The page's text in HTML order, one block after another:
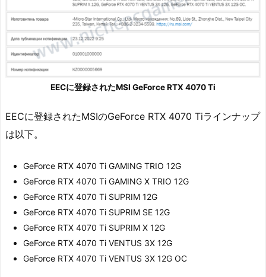
EECに登録されたMSI GeForce RTX 4070 Ti
EECに登録されたMSIのGeForce RTX 4070 Tiラインナップ
は以下。
GeForce RTX 4070 Ti GAMING TRIO 12G
GeForce RTX 4070 Ti GAMING X TRIO 12G
GeForce RTX 4070 Ti SUPRIM 12G
GeForce RTX 4070 Ti SUPRIM SE 12G
GeForce RTX 4070 Ti SUPRIM X 12G
GeForce RTX 4070 Ti VENTUS 3X 12G
GeForce RTX 4070 Ti VENTUS 3X 12G OC